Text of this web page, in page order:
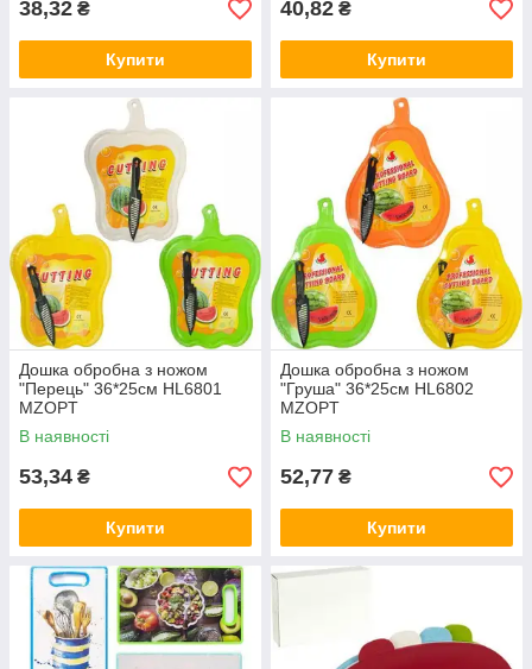
38,32 ₴
Купити
40,82 ₴
Купити
Дошка обробна з ножом
"Перець" 36*25см HL6801
MZOPT
В наявності
53,34 ₴
Купити
Дошка обробна з ножом
"Груша" 36*25см HL6802
MZOPT
В наявності
52,77 ₴
Купити